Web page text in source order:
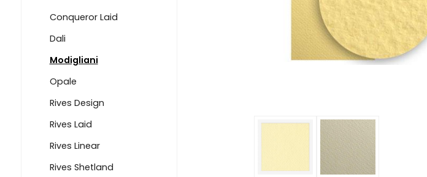
Conqueror Laid
Dali
Modigliani
Opale
Rives Design
Rives Laid
Rives Linear
Rives Shetland